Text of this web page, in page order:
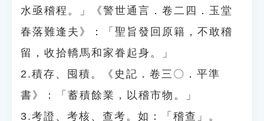
水亟稽程。」《警世通言．卷二四．玉堂
春落難逢夫》：「聖旨發回原籍，不敢稽
留，收拾轎馬和家眷起身。」
2.積存、囤積。《史記．卷三〇．平準
書》：「蓄積餘業，以稽市物。」
3.考證、考核、查考。如：「稽查」。